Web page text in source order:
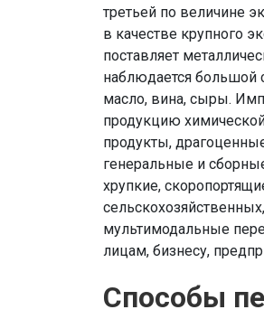
третьей по величине
в качестве крупного
поставляет
наблюдается большой
масло, вина, сыры.
продукцию
продукты,
генеральные и
хрупкие,
мультимодальные
лицам, бизнесу,
Способы